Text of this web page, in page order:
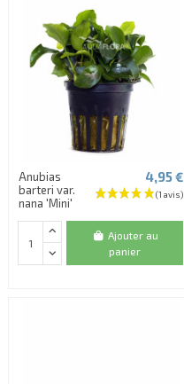
Anubias
barteri var.
nana 'Mini'
4,95 €
Ajouter au
panier